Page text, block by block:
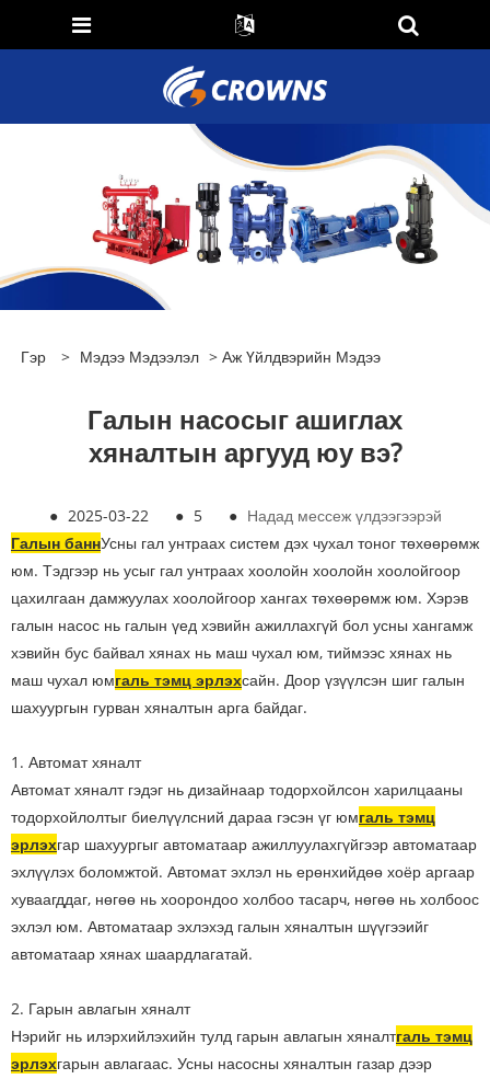
Гэр > Мэдээ Мэдээлэл > Аж Үйлдвэрийн Мэдээ
Галын насосыг ашиглах
хяналтын аргууд юу вэ?
● 2025-03-22 ● 5 ● Надад мессеж үлдээгээрэй
Галын баннУсны гал унтраах систем дэх чухал тоног төхөөрөмж
юм. Тэдгээр нь усыг гал унтраах хоолойн хоолойн хоолойгоор
цахилгаан дамжуулах хоолойгоор хангах төхөөрөмж юм. Хэрэв
галын насос нь галын үед хэвийн ажиллахгүй бол усны хангамж
хэвийн бус байвал хянах нь маш чухал юм, тиймээс хянах нь
маш чухал юмгаль тэмц эрлэхсайн. Доор үзүүлсэн шиг галын
шахуургын гурван хяналтын арга байдаг.
1. Автомат хяналт
Автомат хяналт гэдэг нь дизайнаар тодорхойлсон харилцааны
тодорхойлолтыг биелүүлсний дараа гэсэн үг юмгаль тэмц
эрлэхгар шахуургыг автоматаар ажиллуулахгүйгээр автоматаар
эхлүүлэх боломжтой. Автомат эхлэл нь ерөнхийдөө хоёр аргаар
хуваагддаг, нөгөө нь хоорондоо холбоо тасарч, нөгөө нь холбоос
эхлэл юм. Автоматаар эхлэхэд галын хяналтын шүүгээийг
автоматаар хянах шаардлагатай.
2. Гарын авлагын хяналт
Нэрийг нь илэрхийлэхийн тулд гарын авлагын хяналтгаль тэмц
эрлэхгарын авлагаас. Усны насосны хяналтын газар дээр